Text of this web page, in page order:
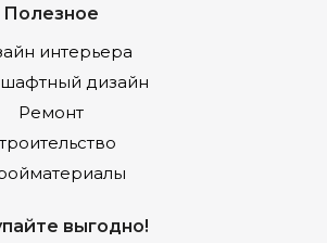
Полезное
интерьера
дизайн
Ремонт
выгодно!